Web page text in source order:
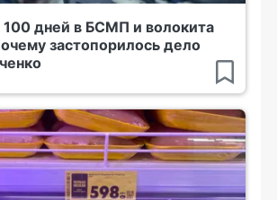
дней в БСМП и волокита
застопорилось дело